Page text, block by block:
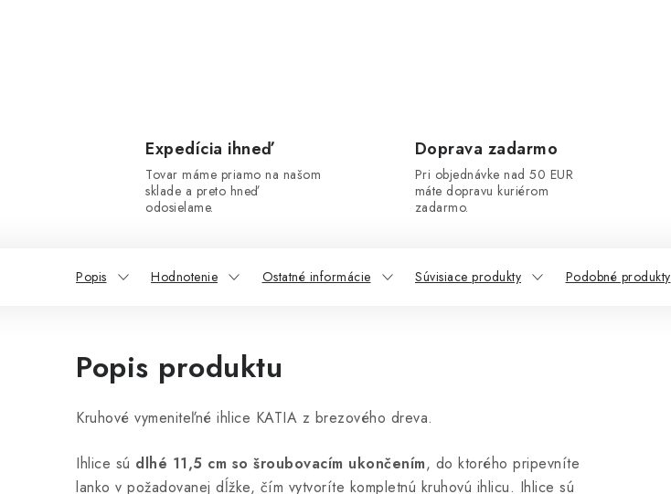
Expedícia ihneď
Tovar máme priamo na našom
sklade a preto hneď
odosielame.
Doprava zadarmo
Pri objednávke nad 50 EUR
máte dopravu kuriérom
zadarmo.
Popis Hodnotenie Ostatné informácie Súvisiace produkty Podobné produkty
Popis produktu
Kruhové vymeniteľné ihlice KATIA z brezového dreva.
Ihlice sú dlhé 11,5 cm so šroubovacím ukončením, do ktorého pripevníte
lanko v požadovanej dĺžke, čím vytvoríte kompletnú kruhovú ihlicu. Ihlice sú